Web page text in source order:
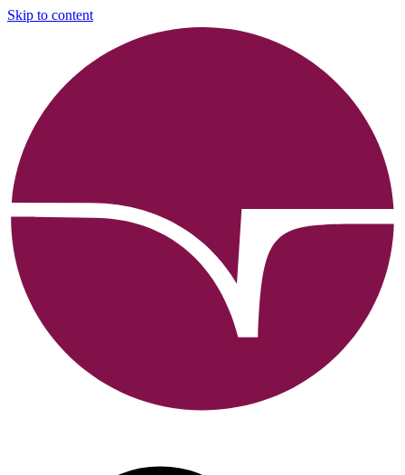
Skip to content